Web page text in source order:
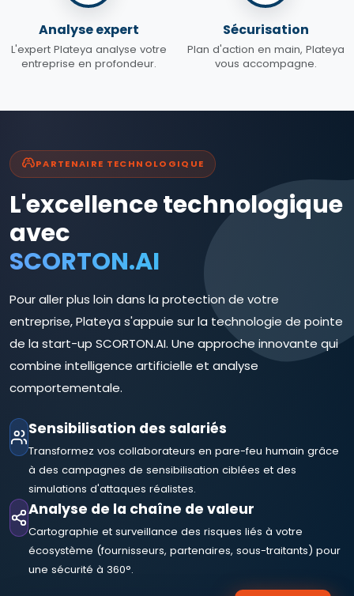
Analyse expert
L'expert Plateya analyse votre
entreprise en profondeur.
Sécurisation
Plan d'action en main, Plateya
vous accompagne.
PARTENAIRE TECHNOLOGIQUE
L'excellence technologique
avec
SCORTON.AI
Pour aller plus loin dans la protection de votre
entreprise, Plateya s'appuie sur la technologie de pointe
de la start-up SCORTON.AI. Une approche innovante qui
combine intelligence artificielle et analyse
comportementale.
Sensibilisation des salariés
Transformez vos collaborateurs en pare-feu humain grâce
à des campagnes de sensibilisation ciblées et des
simulations d'attaques réalistes.
Analyse de la chaîne de valeur
Cartographie et surveillance des risques liés à votre
écosystème (fournisseurs, partenaires, sous-traitants) pour
une sécurité à 360°.